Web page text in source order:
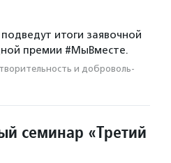
итоги заявочной
премии #МыВместе.
и доброволь­
семинар «Третий